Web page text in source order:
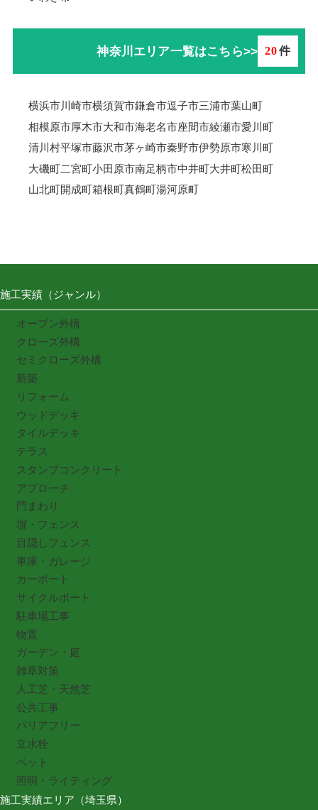
神奈川エリア一覧はこちら>> 20件
横浜市川崎市横須賀市鎌倉市逗子市三浦市葉山町
相模原市厚木市大和市海老名市座間市綾瀬市愛川町
清川村平塚市藤沢市茅ヶ崎市秦野市伊勢原市寒川町
大磯町二宮町小田原市南足柄市中井町大井町松田町
山北町開成町箱根町真鶴町湯河原町
施工実績（ジャンル）
オープン外構
クローズ外構
セミクローズ外構
新築
リフォーム
ウッドデッキ
タイルデッキ
テラス
スタンプコンクリート
アプローチ
門まわり
塀・フェンス
目隠しフェンス
車庫・ガレージ
カーポート
サイクルポート
駐車場工事
物置
ガーデン・庭
雑草対策
人工芝・天然芝
公共工事
バリアフリー
立水栓
ペット
照明・ライティング
施工実績エリア（埼玉県）